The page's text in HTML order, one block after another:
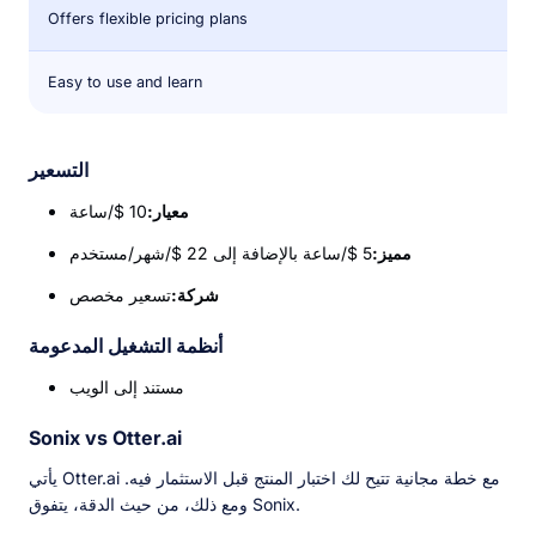
Offers flexible pricing plans
Easy to use and learn
التسعير
معيار:10 $/ساعة
مميز:5 $/ساعة بالإضافة إلى 22 $/شهر/مستخدم
شركة:تسعير مخصص
أنظمة التشغيل المدعومة
مستند إلى الويب
Sonix vs Otter.ai
يأتي Otter.ai مع خطة مجانية تتيح لك اختبار المنتج قبل الاستثمار فيه.
ومع ذلك، من حيث الدقة، يتفوق Sonix.